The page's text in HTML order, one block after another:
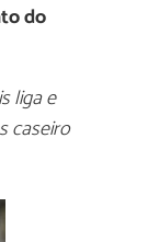
do
liga e
caseiro